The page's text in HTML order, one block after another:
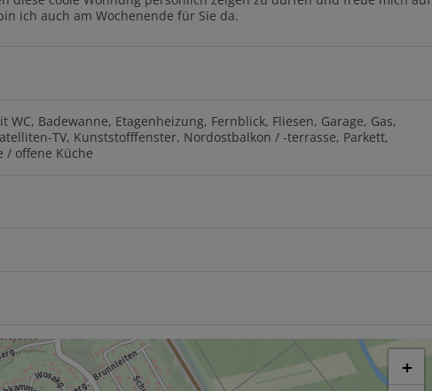
ich auch am Wochenende für Sie da.
WC Badewanne Etagenheizung Fernblick Fliesen Garage Gas
TV Kunststofffenster Nordostbalkon / -terrasse Parkett
/ offene Küche
+